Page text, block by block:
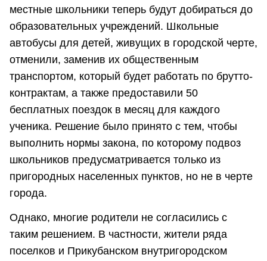
местные школьники теперь будут добираться до
образовательных учреждений. Школьные
автобусы для детей, живущих в городской черте,
отменили, заменив их общественным
транспортом, который будет работать по брутто-
контрактам, а также предоставили 50
бесплатных поездок в месяц для каждого
ученика. Решение было принято с тем, чтобы
выполнить нормы закона, по которому подвоз
школьников предусматривается только из
пригородных населенных пунктов, но не в черте
города.
Однако, многие родители не согласились с
таким решением. В частности, жители ряда
поселков и Прикубанском внутригородском